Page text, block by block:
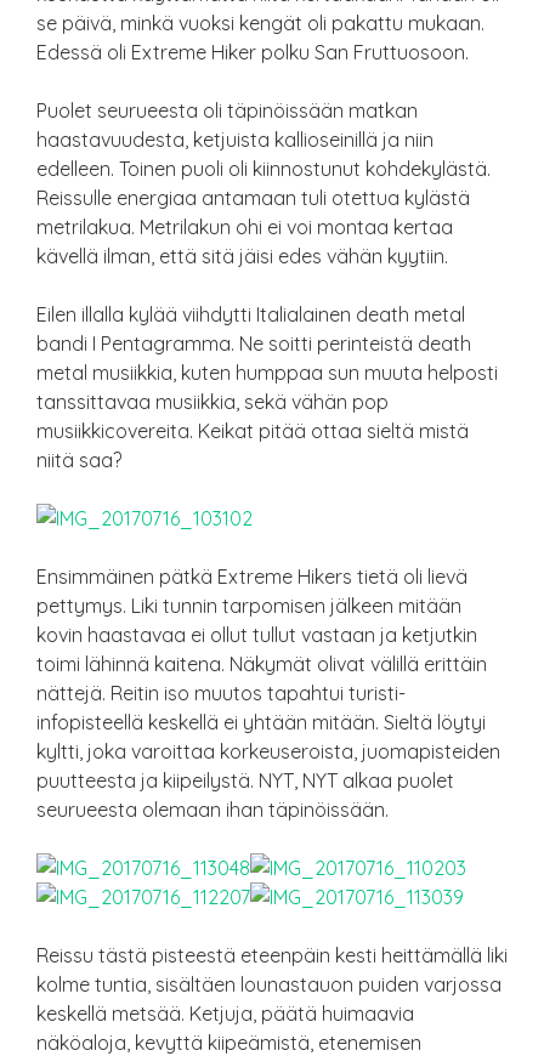
se päivä, minkä vuoksi kengät oli pakattu mukaan.
Edessä oli Extreme Hiker polku San Fruttuosoon.
Puolet seurueesta oli täpinöissään matkan
haastavuudesta, ketjuista kallioseinillä ja niin
edelleen. Toinen puoli oli kiinnostunut kohdekylästä.
Reissulle energiaa antamaan tuli otettua kylästä
metrilakua. Metrilakun ohi ei voi montaa kertaa
kävellä ilman, että sitä jäisi edes vähän kyytiin.
Eilen illalla kylää viihdytti Italialainen death metal
bandi I Pentagramma. Ne soitti perinteistä death
metal musiikkia, kuten humppaa sun muuta helposti
tanssittavaa musiikkia, sekä vähän pop
musiikkicovereita. Keikat pitää ottaa sieltä mistä
niitä saa?
Ensimmäinen pätkä Extreme Hikers tietä oli lievä
pettymys. Liki tunnin tarpomisen jälkeen mitään
kovin haastavaa ei ollut tullut vastaan ja ketjutkin
toimi lähinnä kaitena. Näkymät olivat välillä erittäin
nättejä. Reitin iso muutos tapahtui turisti-
infopisteellä keskellä ei yhtään mitään. Sieltä löytyi
kyltti, joka varoittaa korkeuseroista, juomapisteiden
puutteesta ja kiipeilystä. NYT, NYT alkaa puolet
seurueesta olemaan ihan täpinöissään.
Reissu tästä pisteestä eteenpäin kesti heittämällä liki
kolme tuntia, sisältäen lounastauon puiden varjossa
keskellä metsää. Ketjuja, päätä huimaavia
näköaloja, kevyttä kiipeämistä, etenemisen